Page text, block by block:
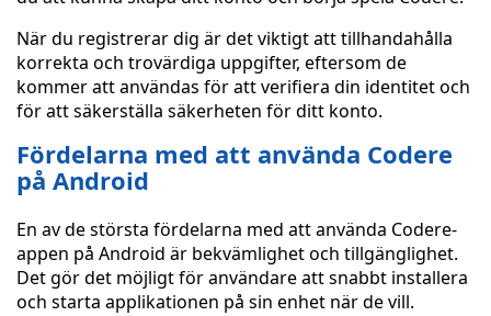
När du registrerar dig är det viktigt att tillhandahålla
korrekta och trovärdiga uppgifter, eftersom de
kommer att användas för att verifiera din identitet och
för att säkerställa säkerheten för ditt konto.
Fördelarna med att använda Codere
på Android
En av de största fördelarna med att använda Codere-
appen på Android är bekvämlighet och tillgänglighet.
Det gör det möjligt för användare att snabbt installera
och starta applikationen på sin enhet när de vill.